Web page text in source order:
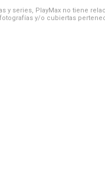
y series, PlayMax no tiene
y/o cubiertas